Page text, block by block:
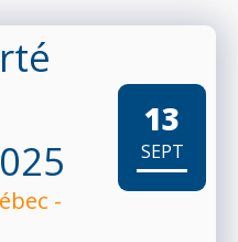
-
13
SEPT